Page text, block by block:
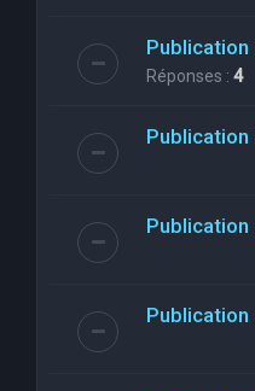
Publication
Réponses : 4
Publication
Publication
Publication